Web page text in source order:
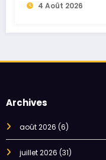
4 Août 2026
Archives
août 2026 (6)
juillet 2026 (31)